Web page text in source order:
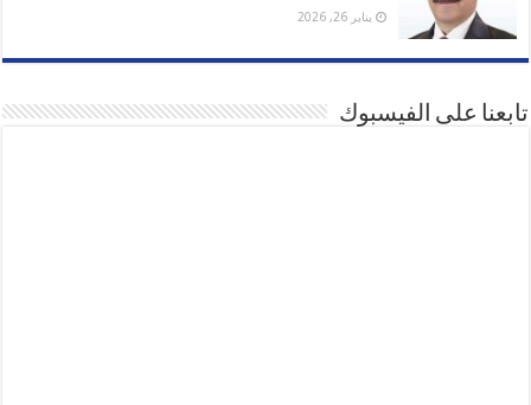
يناير 26, 2026
تابعنا على الفيسبوك